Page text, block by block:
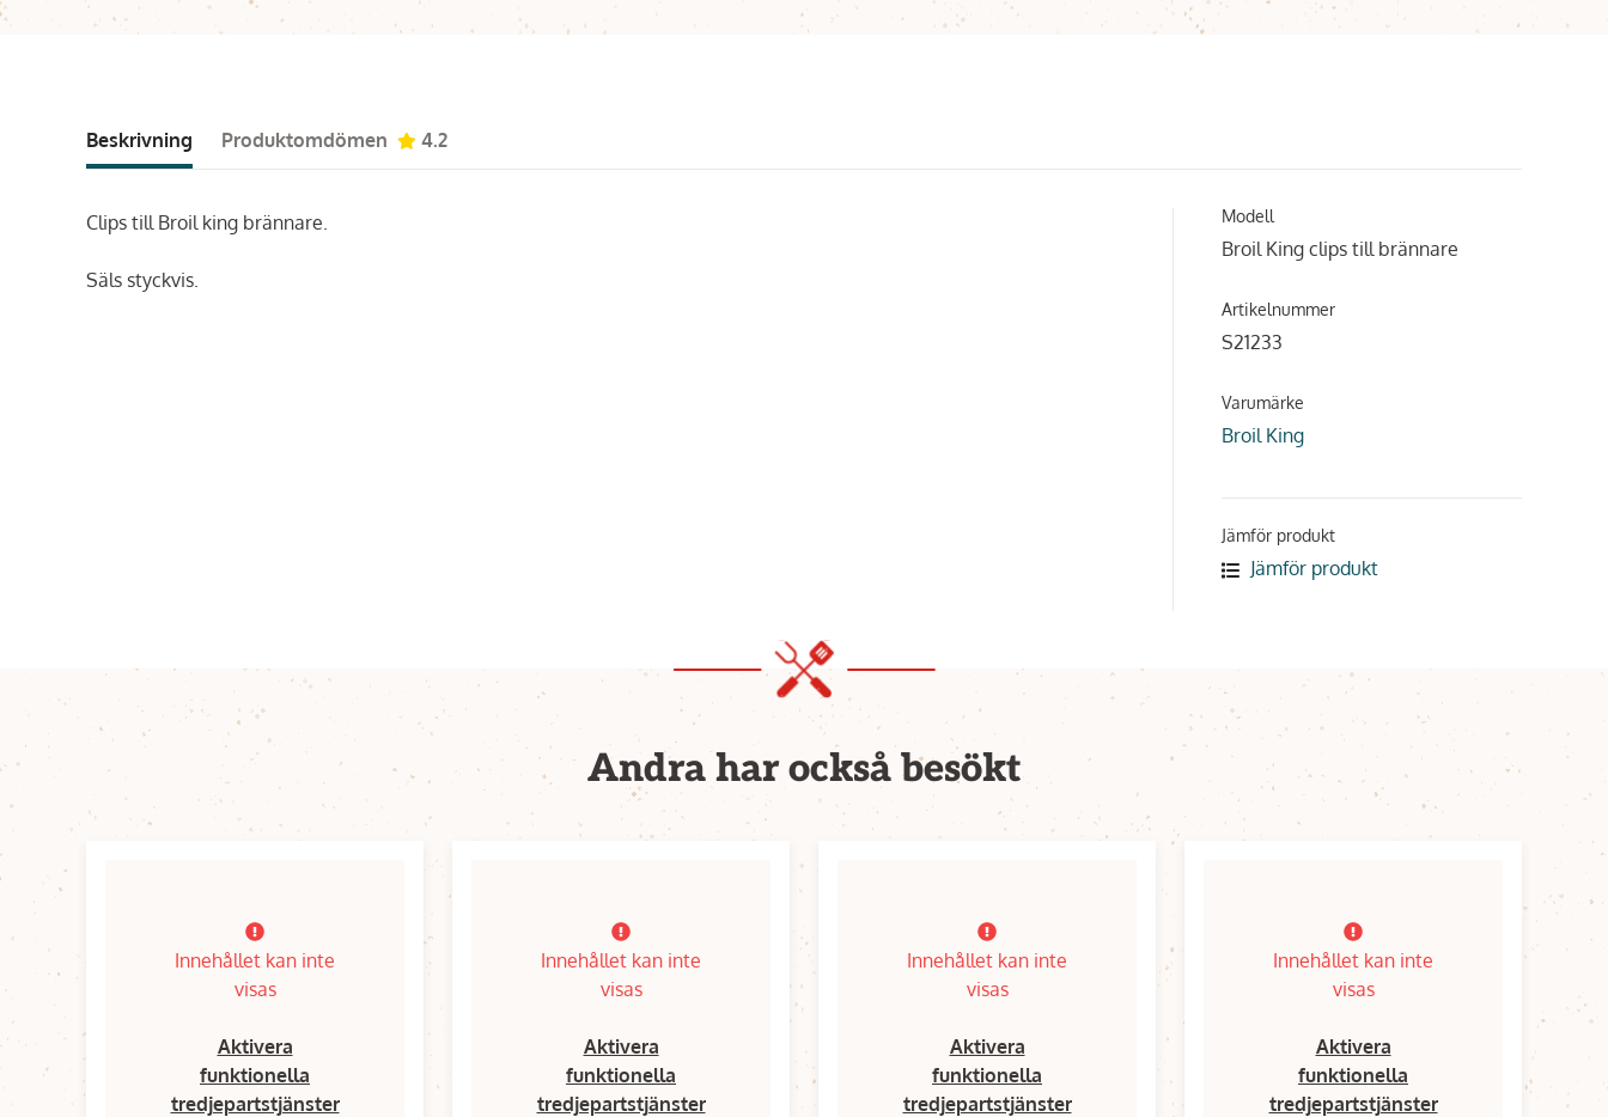
Beskrivning Produktomdömen 4.2
Clips till Broil king brännare.
Säls styckvis.
Modell
Broil King clips till brännare
Artikelnummer
S21233
Varumärke
Broil King
Jämför produkt
Jämför produkt
Andra har också besökt
Innehållet kan inte
visas
Aktivera
funktionella
tredjepartstjänster
Innehållet kan inte
visas
Aktivera
funktionella
tredjepartstjänster
Innehållet kan inte
visas
Aktivera
funktionella
tredjepartstjänster
Innehållet kan inte
visas
Aktivera
funktionella
tredjepartstjänster